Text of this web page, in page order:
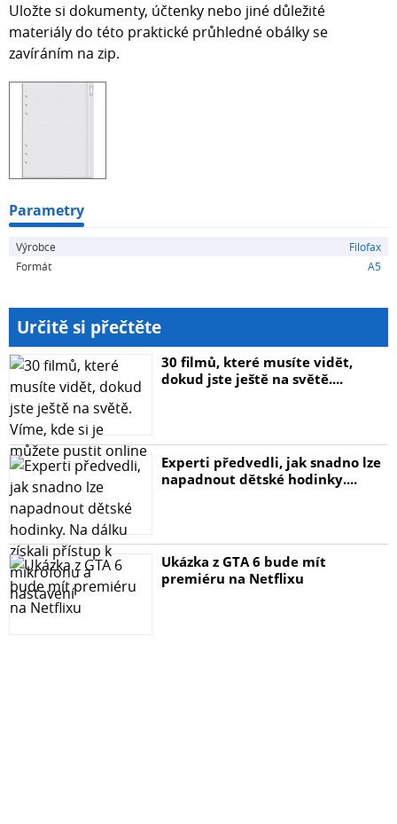
Uložte si dokumenty, účtenky nebo jiné důležité
materiály do této praktické průhledné obálky se
zavíráním na zip.
Parametry
Výrobce
Filofax
Formát
A5
Určitě si přečtěte
30 filmů, které musíte vidět,
dokud jste ještě na světě....
Experti předvedli, jak snadno lze
napadnout dětské hodinky....
Ukázka z GTA 6 bude mít
premiéru na Netflixu